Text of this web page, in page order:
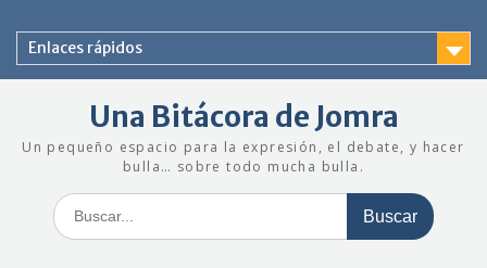
contenido
Enlaces rápidos
Una Bitácora de Jomra
Un pequeño espacio para la expresión, el debate, y hacer
bulla… sobre todo mucha bulla.
Buscar: